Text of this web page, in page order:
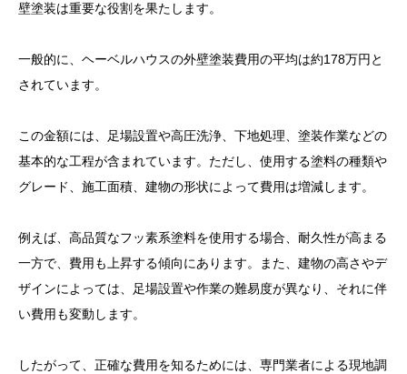
壁塗装は重要な役割を果たします。
一般的に、ヘーベルハウスの外壁塗装費用の平均は約178万円と
されています。
この金額には、足場設置や高圧洗浄、下地処理、塗装作業などの
基本的な工程が含まれています。ただし、使用する塗料の種類や
グレード、施工面積、建物の形状によって費用は増減します。
例えば、高品質なフッ素系塗料を使用する場合、耐久性が高まる
一方で、費用も上昇する傾向にあります。また、建物の高さやデ
ザインによっては、足場設置や作業の難易度が異なり、それに伴
い費用も変動します。
したがって、正確な費用を知るためには、専門業者による現地調